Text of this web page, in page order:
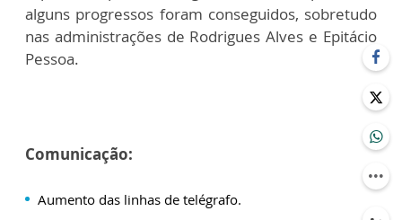
alguns progressos foram conseguidos, sobretudo
nas administrações de Rodrigues Alves e Epitácio
Pessoa.
Comunicação:
Aumento das linhas de telégrafo.